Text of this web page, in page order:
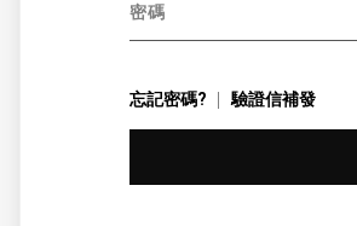
密碼
忘記密碼? 驗證信補發